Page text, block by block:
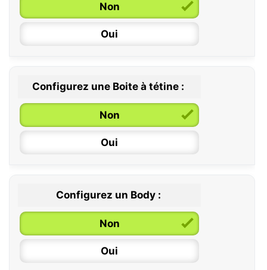
6 / 36 mois
Non
Oui
Configurez une Boite à tétine :
Non
Oui
Configurez un Body :
Non
Oui